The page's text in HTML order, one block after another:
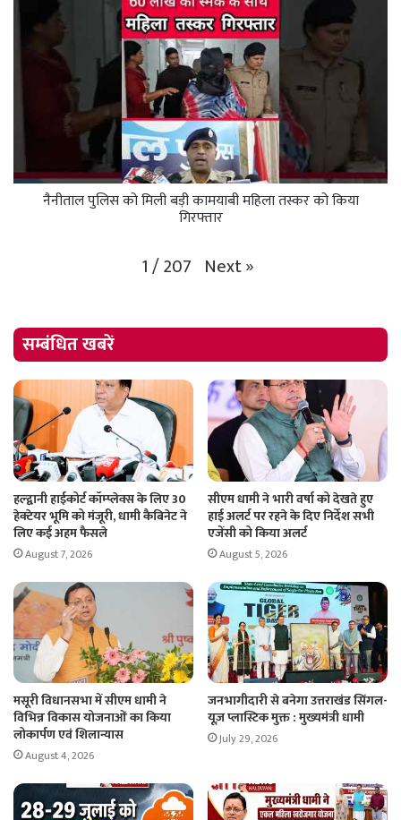
नैनीताल पुलिस को मिली बड़ी कामयाबी महिला तस्कर को किया
गिरफ्तार
1/207 Next»
सम्बंधित खबरें
हल्द्वानी हाईकोर्ट कॉम्प्लेक्स के लिए 30
हेक्टेयर भूमि को मंजूरी, धामी कैबिनेट ने
लिए कई अहम फैसले
August 7, 2026
सीएम धामी ने भारी वर्षा को देखते हुए
हाई अलर्ट पर रहने के दिए निर्देश सभी
एजेंसी को किया अलर्ट
August 5, 2026
मसूरी विधानसभा में सीएम धामी ने
विभिन्न विकास योजनाओं का किया
लोकार्पण एवं शिलान्यास
August 4, 2026
जनभागीदारी से बनेगा उत्तराखंड सिंगल-
यूज़ प्लास्टिक मुक्त : मुख्यमंत्री धामी
July 29, 2026